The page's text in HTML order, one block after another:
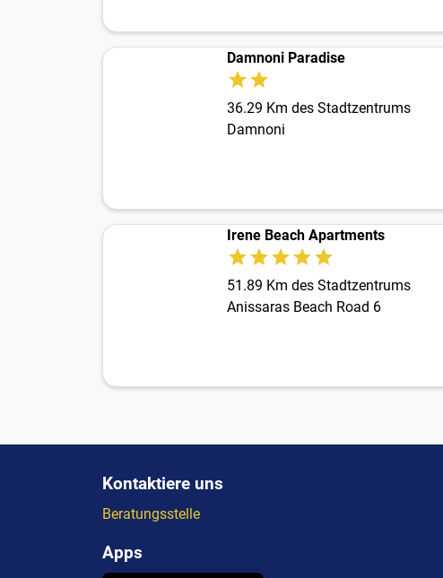
Damnoni Paradise
36.29 Km des Stadtzentrums
Damnoni
Irene Beach Apartments
51.89 Km des Stadtzentrums
Anissaras Beach Road 6
Kontaktiere uns
Beratungsstelle
Apps